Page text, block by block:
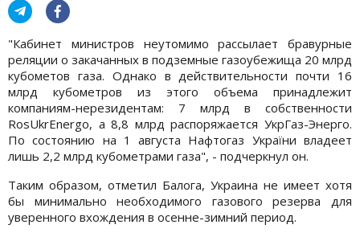
"Кабинет министров неутомимо рассылает бравурные
реляции о закачанных в подземные газоубежища 20 млрд
кубометов газа. Однако в действительности почти 16
млрд кубометров из этого объема принадлежит
компаниям-нерезидентам: 7 млрд в собственности
RosUkrEnergo, а 8,8 млрд распоряжается УкрГаз-Энерго.
По состоянию на 1 августа Нафтогаз України владеет
лишь 2,2 млрд кубометрами газа", - подчеркнул он.
Таким образом, отметил Балога, Украина не имеет хотя
бы минимально необходимого газового резерва для
уверенного вхождения в осенне-зимний период.